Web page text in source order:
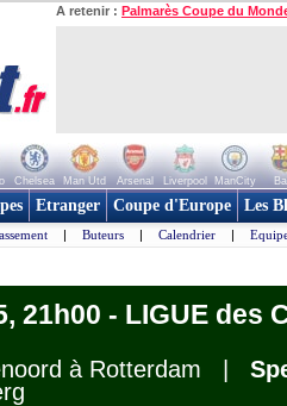
A retenir : Palmarès Coupe du
Chelsea Man Utd Arsenal Liverpool ManCity
Etranger Coupe d'Europe Les
| Buteurs | Calendrier |
21h00 - LIGUE des
à Rotterdam |